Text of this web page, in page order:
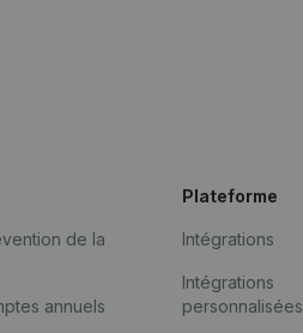
de la
annuels
Plateforme
Intégrations
Intégrations
personnalisées